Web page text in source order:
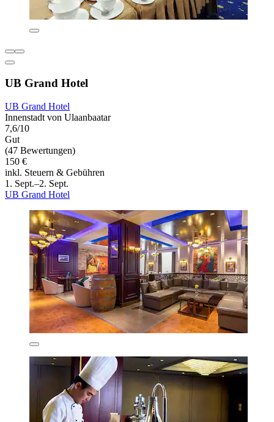
UB Grand Hotel
UB Grand Hotel
Innenstadt von Ulaanbaatar
7,6/10
Gut
(47 Bewertungen)
150 €
inkl. Steuern & Gebühren
1. Sept.–2. Sept.
UB Grand Hotel